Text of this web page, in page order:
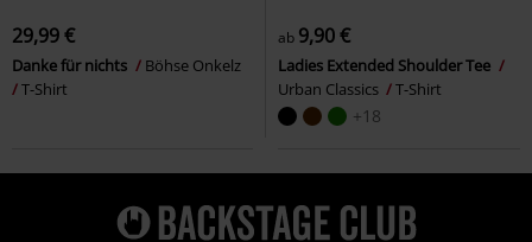
29,99 €
Danke für nichts
Böhse Onkelz
T-Shirt
ab 9,90 €
Ladies Extended Shoulder Tee
Urban Classics
T-Shirt
+18